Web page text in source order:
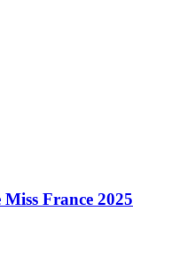
France 2025